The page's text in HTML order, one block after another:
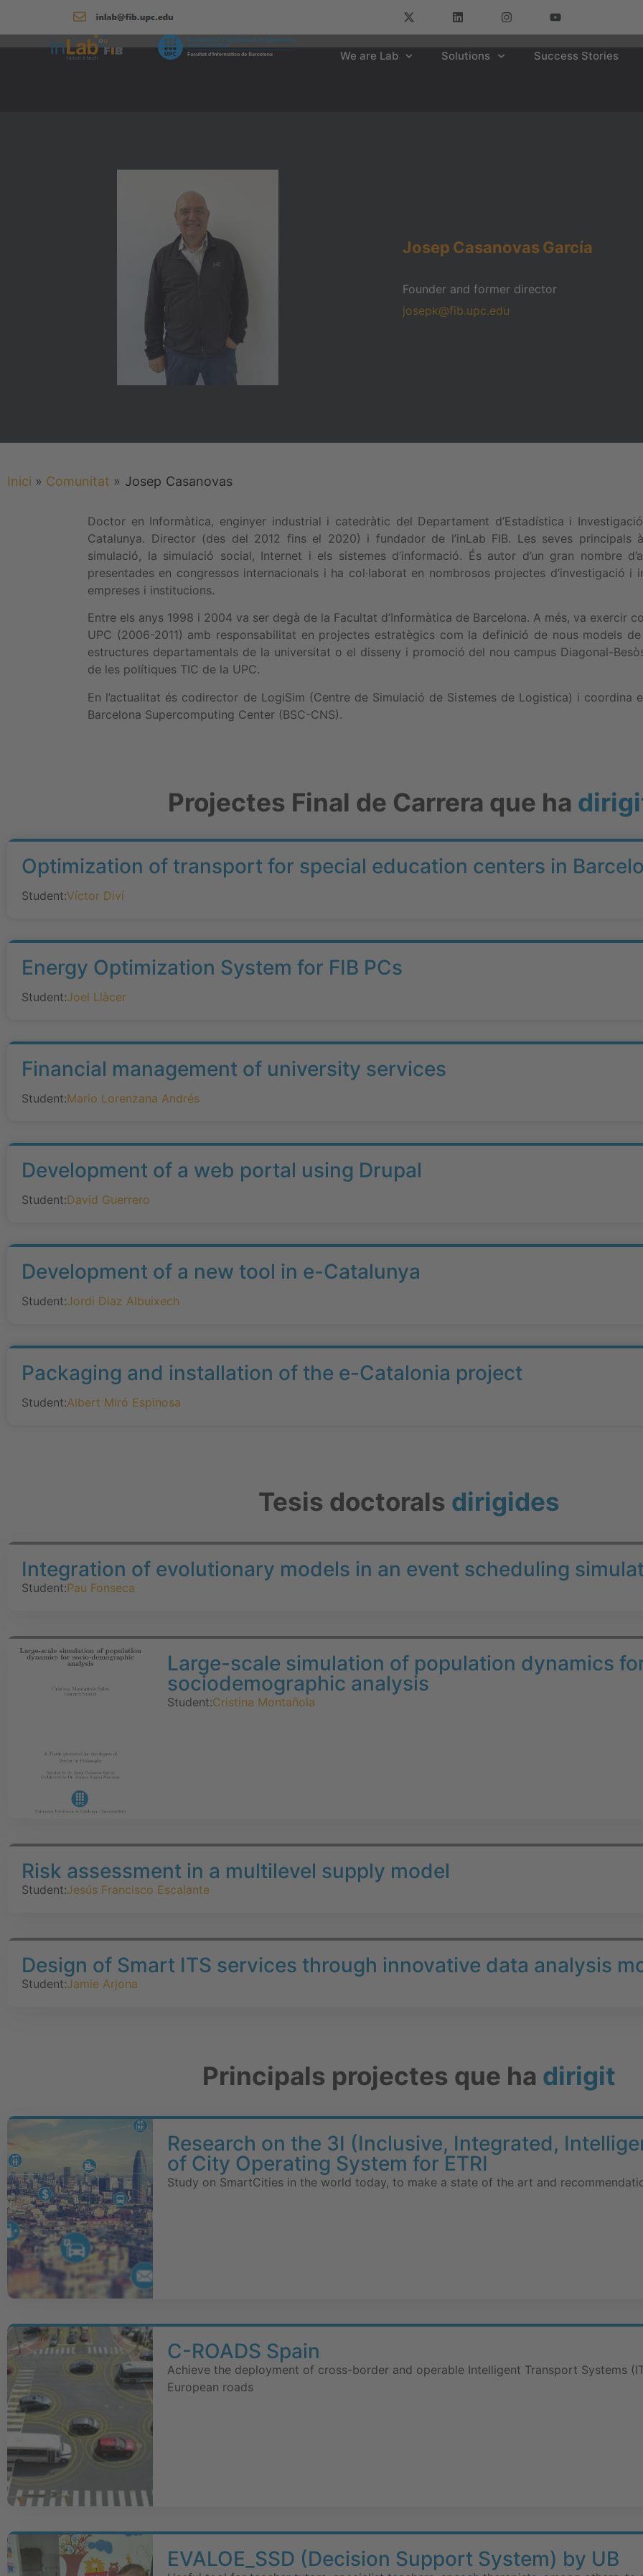
We are Lab Solutions Success Stories
Josep CasanovasGarcía
Founder and former director
josepk@fib.upc.edu
Inici » Comunitat » Josep Casanovas
Doctor en Informàtica, enginyer industrial i catedràtic del Departament d’Estadística i
Catalunya. Director (des del 2012 fins el 2020) i fundador de l’inLab FIB. Les seves principals
simulació, la simulació social, Internet i els sistemes d’informació. És autor d’un gran nombre
presentades en congressos internacionals i ha col·laborat en nombrosos projectes d’investigació
empreses i institucions.
Entre els anys 1998 i 2004 va ser degà de la Facultat d’Informàtica de Barcelona. A més, va exercir
UPC (2006-2011) amb responsabilitat en projectes estratègics com la definició de nous models
estructures departamentals de la universitat o el disseny i promoció del nou campus Diagonal-
de les polítiques TIC de la UPC.
En l’actualitat és codirector de LogiSim (Centre de Simulació de Sistemes de Logistica) i coordina
Barcelona Supercomputing Center (BSC-CNS).
Projectes Final de Carrera que ha
Optimization of transport for special education centers in
Student:Víctor Diví
Energy Optimization System for FIB PCs
Student:Joel Llàcer
Financial management of university services
Student:Mario Lorenzana Andrés
Development of a web portal using Drupal
Student:David Guerrero
Development of a new tool in e-Catalunya
Student:Jordi Diaz Albuixech
Packaging and installation of the e-Catalonia project
Student:Albert Miró Espinosa
Tesis doctorals dirigides
Integration of evolutionary models in an event scheduling
Student:Pau Fonseca
Large-scale simulation of population dynamics
sociodemographic analysis
Student:Cristina Montañola
Risk assessment in a multilevel supply model
Student:Jesús Francisco Escalante
Design of Smart ITS services through innovative data analysis
Student:Jamie Arjona
Principals projectes que ha dirigit
Research on the 3I (Inclusive, Integrated,
of City Operating System for ETRI
Study on SmartCities in the world today, to make a state of the art and
C-ROADS Spain
Achieve the deployment of cross-border and operable Intelligent Transport Systems
European roads
EVALOE_SSD (Decision Support System) by UB